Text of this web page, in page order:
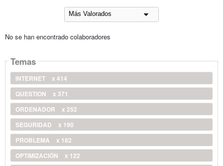
No se han encontrado colaboradores
Temas
INTERNET
x 414
QUESTION
x 371
ORDENADOR
x 252
SEGURIDAD
x 190
PROBLEMA
x 182
OPTIMIZACIÓN
x 122